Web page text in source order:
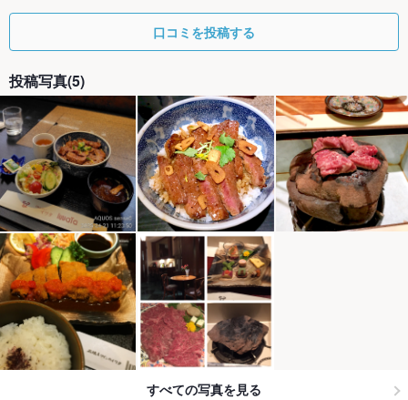
口コミを投稿する
投稿写真(5)
すべての写真を見る